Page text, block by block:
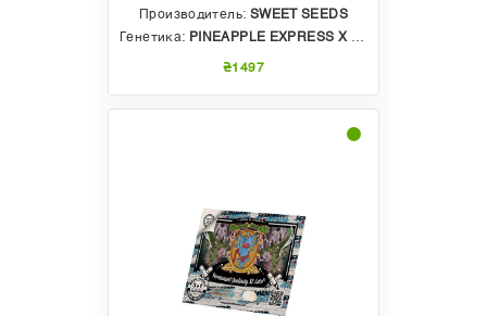
Производитель: SWEET SEEDS
Генетика: PINEAPPLE EXPRESS X SWEET MANDARINE Z XL AUTO
₴1497